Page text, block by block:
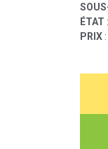
ÉTAT
PRIX :